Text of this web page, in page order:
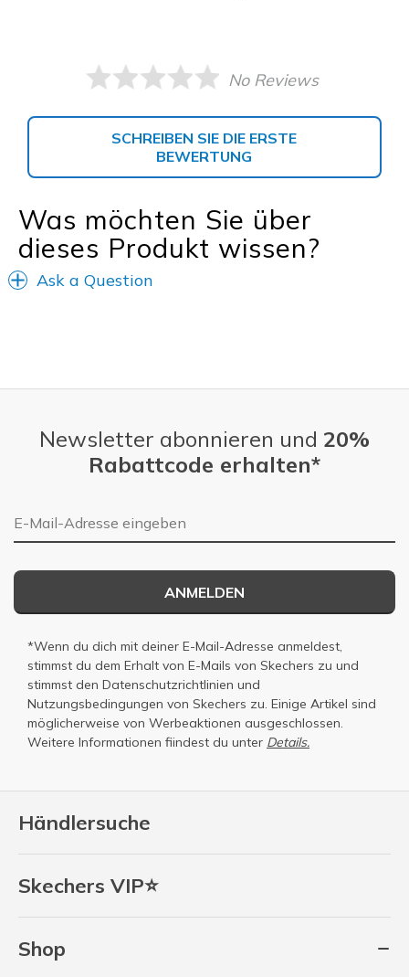
No Reviews
SCHREIBEN SIE DIE ERSTE
BEWERTUNG
Was möchten Sie über
dieses Produkt wissen?
Ask a Question
Händlersuche
Skechers VIP⭐
Shop
Newsletter abonnieren und 20%
Rabattcode erhalten*
E-Mail-Adresse
ANMELDEN
*Wenn du dich mit deiner E-Mail-Adresse anmeldest,
stimmst du dem Erhalt von E-Mails von Skechers zu und
stimmst den Datenschutzrichtlinien und
Nutzungsbedingungen von Skechers zu. Einige Artikel sind
möglicherweise von Werbeaktionen ausgeschlossen.
Weitere Informationen fiindest du unter Details.